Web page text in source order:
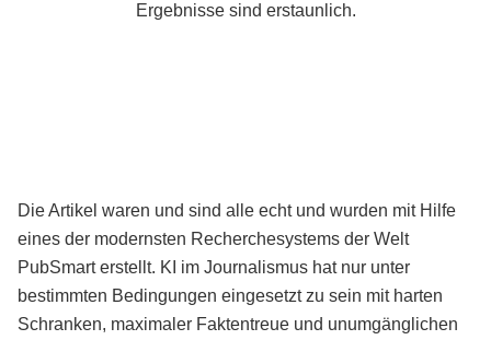
Ergebnisse sind erstaunlich.
Die Artikel waren und sind alle echt und wurden mit Hilfe
eines der modernsten Recherchesystems der Welt
PubSmart erstellt. KI im Journalismus hat nur unter
bestimmten Bedingungen eingesetzt zu sein mit harten
Schranken, maximaler Faktentreue und unumgänglichen